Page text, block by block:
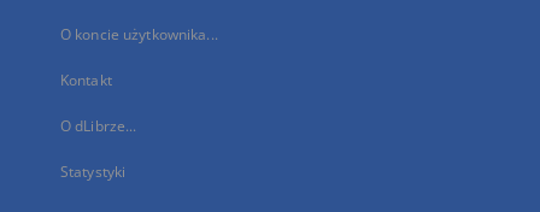
O koncie użytkownika...
Kontakt
O dLibrze...
Statystyki